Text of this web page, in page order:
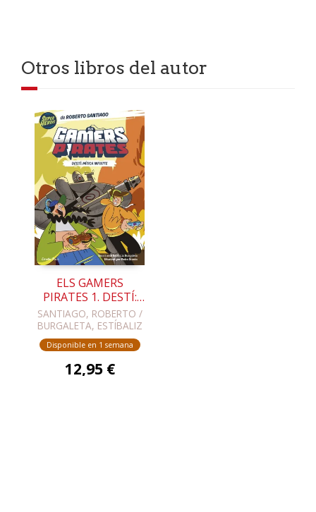
Otros libros del autor
ELS GAMERS
PIRATES 1. DESTÍ:
MÍTICA INFINITE
SANTIAGO, ROBERTO /
BURGALETA, ESTÍBALIZ
Disponible en 1 semana
12,95 €